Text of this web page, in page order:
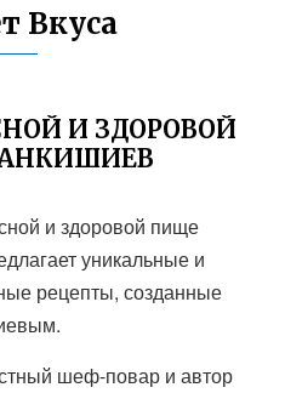
Вкуса
И ЗДОРОВОЙ
и здоровой пище
уникальные и
рецепты, созданные
шеф-повар и автор